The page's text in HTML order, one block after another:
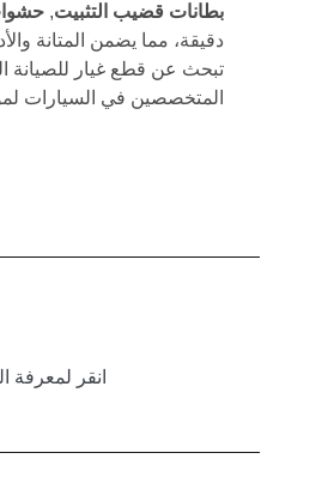
بطانات قضيب التثبيت,
دقيقة، مما يضمن المتانة
تبحث عن قطع غيار للصيانة
المتخصصين في السيارات
انقر